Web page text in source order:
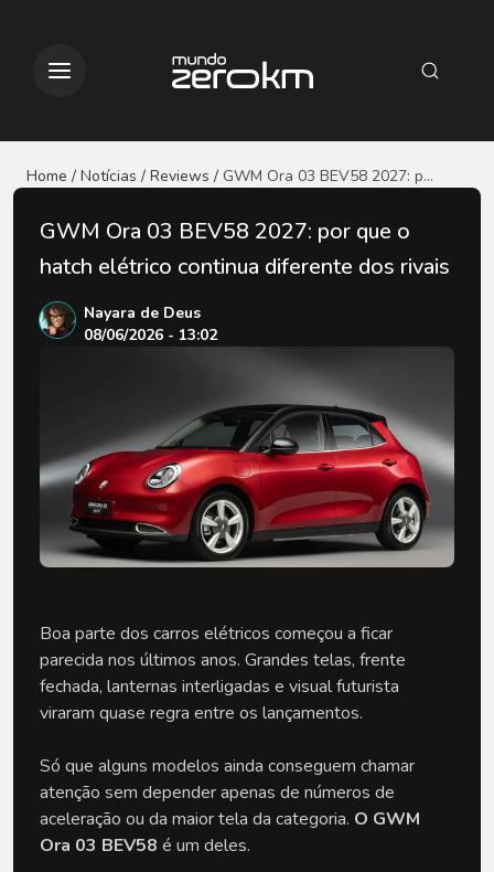
Home / Notícias / Reviews / GWM Ora 03 BEV58 2027: por
diferente dos rivais
GWM Ora 03 BEV58 2027: por que o
hatch elétrico continua diferente dos rivais
Nayara de Deus
08/06/2026 - 13:02
Boa parte dos carros elétricos começou a ficar
parecida nos últimos anos. Grandes telas, frente
fechada, lanternas interligadas e visual futurista
viraram quase regra entre os lançamentos.
Só que alguns modelos ainda conseguem chamar
atenção sem depender apenas de números de
aceleração ou da maior tela da categoria. O GWM
Ora 03 BEV58 é um deles.